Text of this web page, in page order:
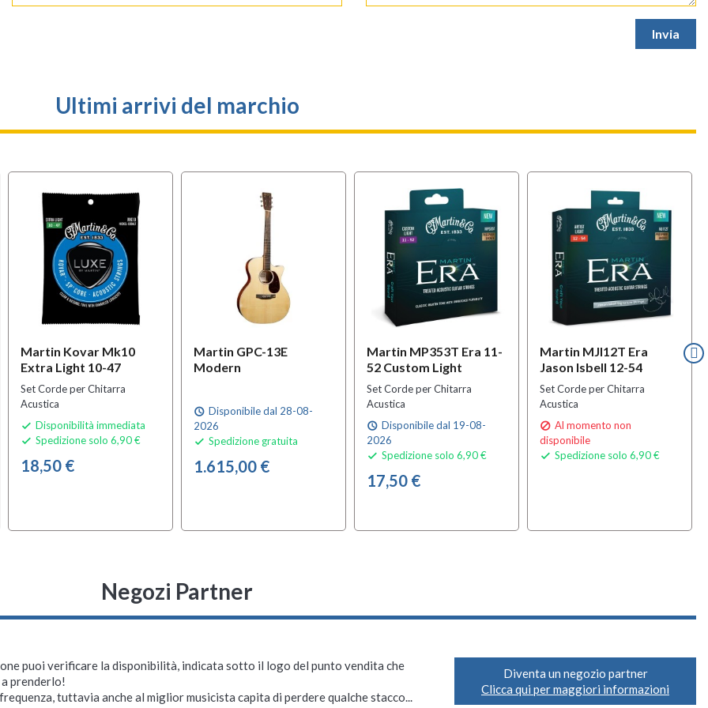
Ultimi arrivi del marchio
Martin Kovar Mk10
Extra Light 10-47
Set Corde per Chitarra
Acustica
 Disponibilità immediata
 Spedizione solo 6,90 €
18,50 €
Martin GPC-13E
Modern
schedule Disponibile dal 28-08-
2026
 Spedizione gratuita
1.615,00 €
Martin MP353T Era 11-
52 Custom Light
Set Corde per Chitarra
Acustica
schedule Disponibile dal 19-08-
2026
 Spedizione solo 6,90 €
17,50 €
Martin MJI12T Era
Jason Isbell 12-54
Set Corde per Chitarra
Acustica
 Al momento non
disponibile
 Spedizione solo 6,90 €
Negozi Partner
puoi verificare la disponibilità, indicata sotto il logo del punto vendita che
prenderlo!
tuttavia anche al miglior musicista capita di perdere qualche stacco...
Diventa un negozio partner
Clicca qui per maggiori informazioni